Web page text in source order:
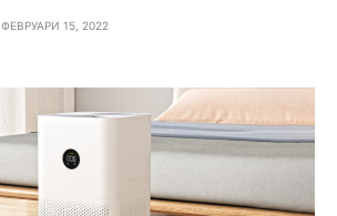
ФЕВРУАРИ 15, 2022